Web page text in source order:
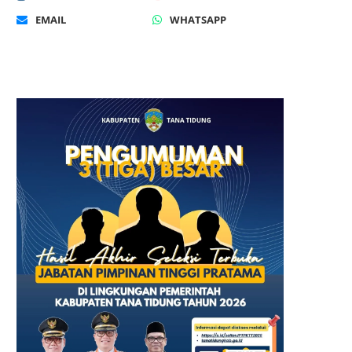
EMAIL
WHATSAPP